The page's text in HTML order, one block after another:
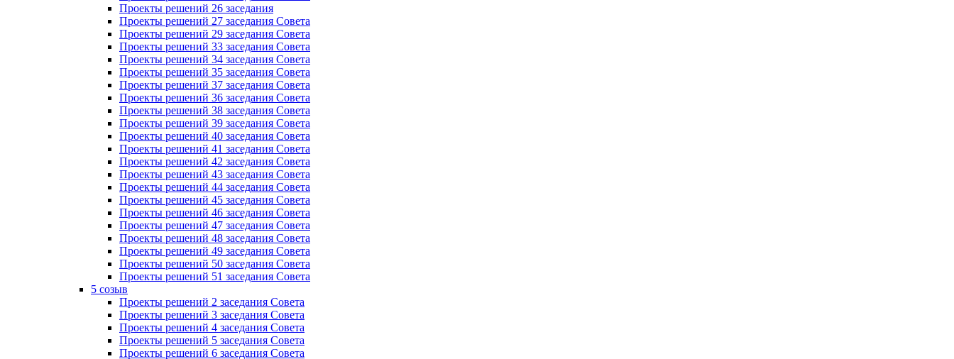
Проекты решений 26 заседания
Проекты решений 27 заседания Совета
Проекты решений 29 заседания Совета
Проекты решений 33 заседания Совета
Проекты решений 34 заседания Совета
Проекты решений 35 заседания Совета
Проекты решений 37 заседания Совета
Проекты решений 36 заседания Совета
Проекты решений 38 заседания Совета
Проекты решений 39 заседания Совета
Проекты решений 40 заседания Совета
Проекты решений 41 заседания Совета
Проекты решений 42 заседания Совета
Проекты решений 43 заседания Совета
Проекты решений 44 заседания Совета
Проекты решений 45 заседания Совета
Проекты решений 46 заседания Совета
Проекты решений 47 заседания Совета
Проекты решений 48 заседания Совета
Проекты решений 49 заседания Совета
Проекты решений 50 заседания Совета
Проекты решений 51 заседания Совета
5 созыв
Проекты решений 2 заседания Совета
Проекты решений 3 заседания Совета
Проекты решений 4 заседания Совета
Проекты решений 5 заседания Совета
Проекты решений 6 заседания Совета